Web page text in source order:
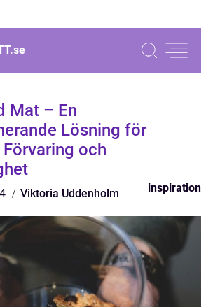
se
Mat – En
Lösning för
och
Viktoria Uddenholm inspiration